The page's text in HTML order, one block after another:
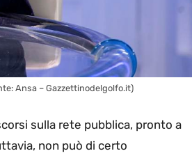
Ansa – Gazzettinodelgolfo.it)
sulla rete pubblica, pronto a
non può di certo